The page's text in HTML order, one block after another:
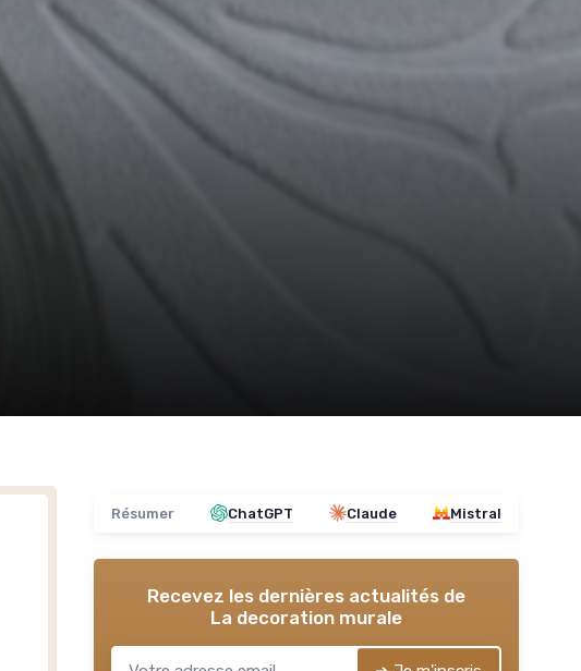
Résumer ChatGPT Claude Mistral
Recevez les dernières actualités de
La decoration murale